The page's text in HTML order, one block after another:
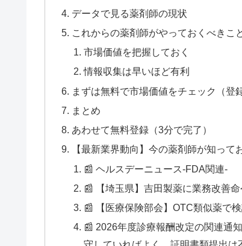
データで見る薬剤師の現状
これからの薬剤師がやっておくべきこ
市場価値を把握しておく
情報収集は早いほど有利
まずは無料で市場価値をチェック（登
まとめ
あわせて無料登録（3分で完了）
【最新業界動向】今の薬剤師が知って
📰 ヘルスデーニュース‐FDA関連‐
📰 【埼玉県】吉田製薬に業務改善
📰 【医療保険部会】OTC類似薬で
📰 2026年度診療報酬改定の関連通